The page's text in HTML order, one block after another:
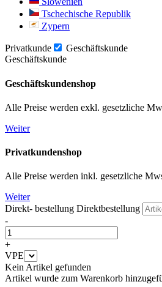
Tschechische Republik
Zypern
Privatkunde
Geschäftskunde
Geschäftskunde
Geschäftskundenshop
Alle Preise werden exkl. gesetzliche
Weiter
Privatkundenshop
Alle Preise werden inkl. gesetzliche
Weiter
Direkt- bestellung Direktbestellung
-
+
VPE
Kein Artikel gefunden
Artikel wurde zum Warenkorb